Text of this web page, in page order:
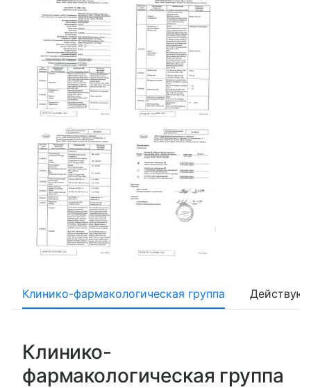
Клинико-фармакологическая группа
Клинико-
фармакологическая группа